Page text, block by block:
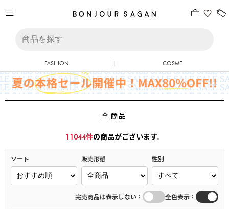
FASHION | COSME
全商品
11044件の商品がございます。
ソート 販売形態 性別
完売商品は表示しない ： 全色表示 ：